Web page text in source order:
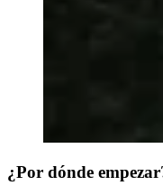
¿Por dónde